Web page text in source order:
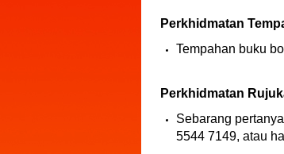
Perkhidmatan
Tempahan buku
Perkhidmatan
Sebarang
5544 7149, atau